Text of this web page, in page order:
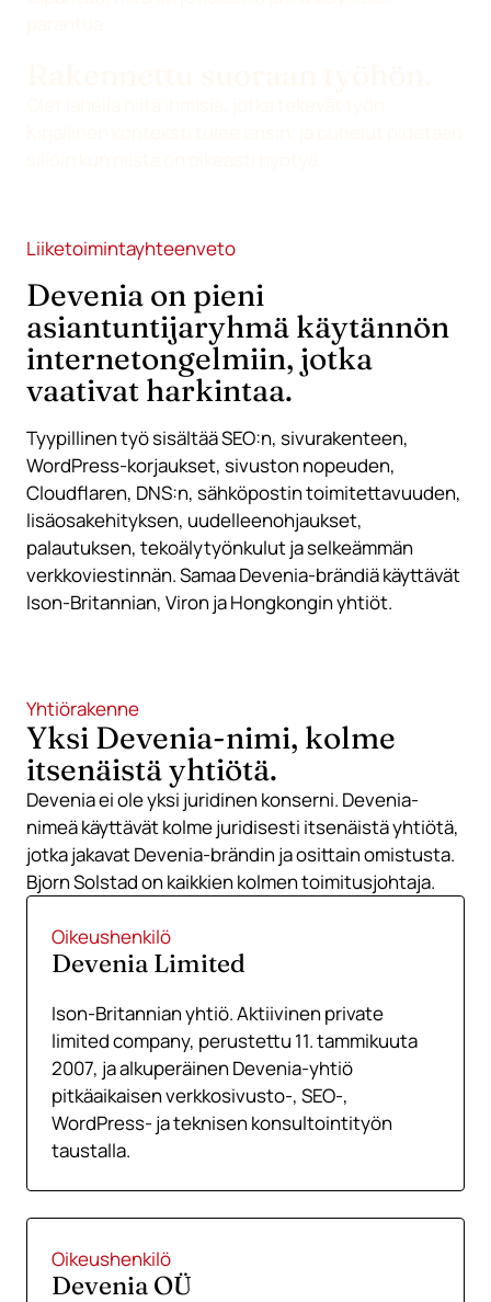
Liiketoimintayhteenveto
Devenia on pieni
asiantuntijaryhmä käytännön
internetongelmiin, jotka
vaativat harkintaa.
Tyypillinen työ sisältää SEO:n, sivurakenteen,
WordPress-korjaukset, sivuston nopeuden,
Cloudflaren, DNS:n, sähköpostin toimitettavuuden,
lisäosakehityksen, uudelleenohjaukset,
palautuksen, tekoälytyönkulut ja selkeämmän
verkkoviestinnän. Samaa Devenia-brändiä käyttävät
Ison-Britannian, Viron ja Hongkongin yhtiöt.
Yhtiörakenne
Yksi Devenia-nimi, kolme
itsenäistä yhtiötä.
Devenia ei ole yksi juridinen konserni. Devenia-
nimeä käyttävät kolme juridisesti itsenäistä yhtiötä,
jotka jakavat Devenia-brändin ja osittain omistusta.
Bjorn Solstad on kaikkien kolmen toimitusjohtaja.
Oikeushenkilö
Devenia Limited
Ison-Britannian yhtiö. Aktiivinen private
limited company, perustettu 11. tammikuuta
2007, ja alkuperäinen Devenia-yhtiö
pitkäaikaisen verkkosivusto-, SEO-,
WordPress- ja teknisen konsultointityön
taustalla.
Oikeushenkilö
Devenia OÜ